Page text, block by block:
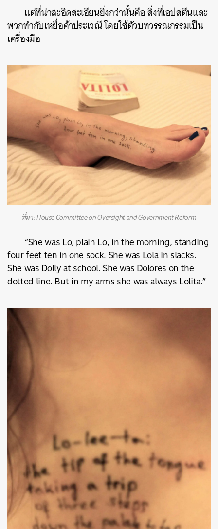
แต่ที่น่าสะอิดสะเอียนยิ่งกว่านั้นคือ สิ่งที่เอปสตีนและ
พวกทำกับเหยื่อค้าประเวณี โดยใช้ตัวบทวรรณกรรมเป็น
เครื่องมือ
ที่มา: House Committee on Oversight and Government Reform
“She was Lo, plain Lo, in the morning, standing
four feet ten in one sock. She was Lola in slacks.
She was Dolly at school. She was Dolores on the
dotted line. But in my arms she was always Lolita.”